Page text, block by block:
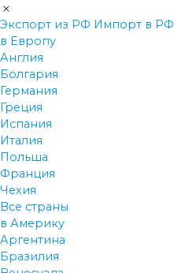
Экспорт из РФ Импорт в РФ
в Европу
Англия
Болгария
Германия
Греция
Испания
Италия
Польша
Франция
Чехия
Все страны
в Америку
Аргентина
Бразилия